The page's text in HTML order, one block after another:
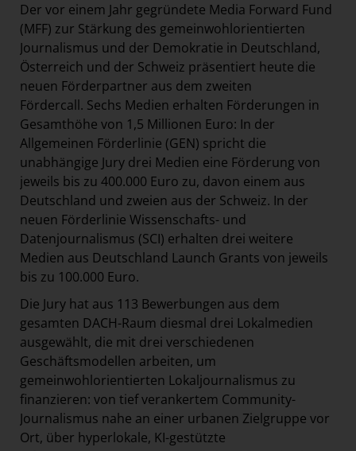
MEDIA
KONTAKT
Der vor einem Jahr gegründete Media Forward Fund
(MFF) zur Stärkung des gemeinwohlorientierten
Journalismus und der Demokratie in Deutschland,
Österreich und der Schweiz präsentiert heute die
neuen Förderpartner aus dem zweiten
Fördercall. Sechs Medien erhalten Förderungen in
Gesamthöhe von 1,5 Millionen Euro: In der
Allgemeinen Förderlinie (GEN) spricht die
unabhängige Jury drei Medien eine Förderung von
jeweils bis zu 400.000 Euro zu, davon einem aus
Deutschland und zweien aus der Schweiz. In der
neuen Förderlinie Wissenschafts- und
Datenjournalismus (SCI) erhalten drei weitere
Medien aus Deutschland Launch Grants von jeweils
bis zu 100.000 Euro.
Die Jury hat aus 113 Bewerbungen aus dem
gesamten DACH-Raum diesmal drei Lokalmedien
ausgewählt, die mit drei verschiedenen
Geschäftsmodellen arbeiten, um
gemeinwohlorientierten Lokaljournalismus zu
finanzieren: von tief verankertem Community-
Journalismus nahe an einer urbanen Zielgruppe vor
Ort, über hyperlokale, KI-gestützte